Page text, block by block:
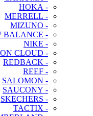
- HOKA
- MERRELL
- MIZUNO
- NEW BALANCE
- NIKE
- ON CLOUD
- REDBACK
- REEF
- SALOMON
- SAUCONY
- SKECHERS
- TACTIX